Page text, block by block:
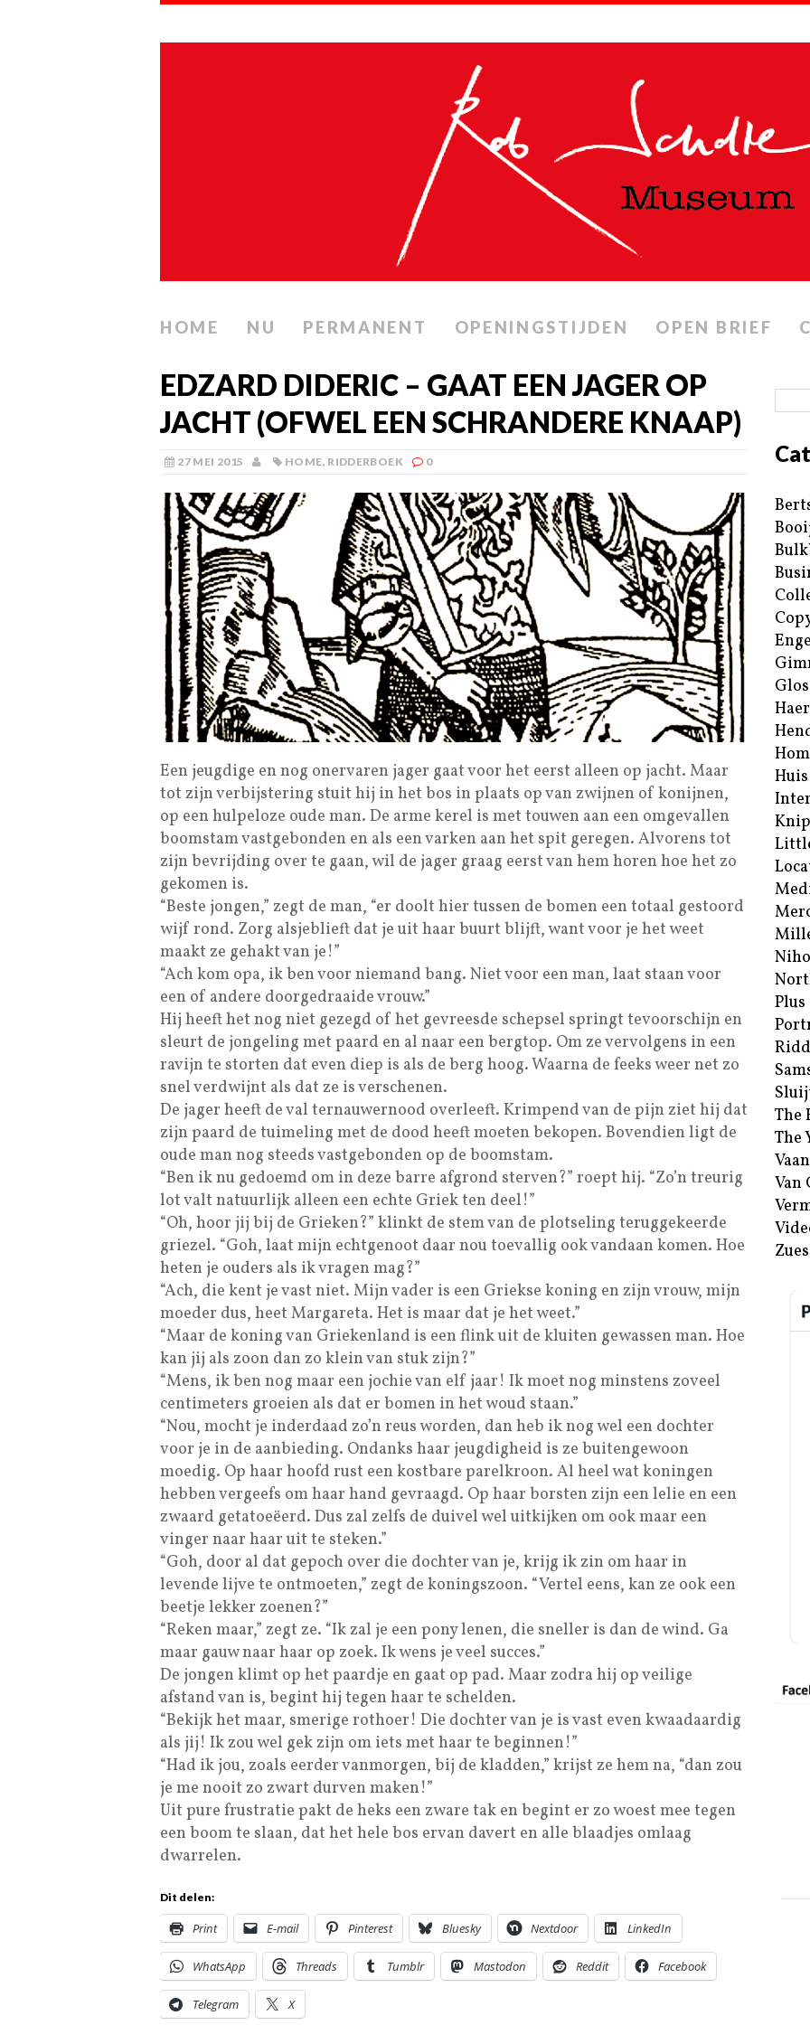
HOME NU PERMANENT OPENINGSTIJDEN OPEN BRIEF
EDZARD DIDERIC – GAAT EEN JAGER OP
JACHT (OFWEL EEN SCHRANDERE KNAAP)
27 MEI 2015 HOME, RIDDERBOEK 0
Een jeugdige en nog onervaren jager gaat voor het eerst alleen op jacht. Maar
tot zijn verbijstering stuit hij in het bos in plaats op van zwijnen of konijnen,
op een hulpeloze oude man. De arme kerel is met touwen aan een omgevallen
boomstam vastgebonden en als een varken aan het spit geregen. Alvorens tot
zijn bevrijding over te gaan, wil de jager graag eerst van hem horen hoe het zo
gekomen is.
“Beste jongen,” zegt de man, “er doolt hier tussen de bomen een totaal gestoord
wijf rond. Zorg alsjeblieft dat je uit haar buurt blijft, want voor je het weet
maakt ze gehakt van je!”
“Ach kom opa, ik ben voor niemand bang. Niet voor een man, laat staan voor
een of andere doorgedraaide vrouw.”
Hij heeft het nog niet gezegd of het gevreesde schepsel springt tevoorschijn en
sleurt de jongeling met paard en al naar een bergtop. Om ze vervolgens in een
ravijn te storten dat even diep is als de berg hoog. Waarna de feeks weer net zo
snel verdwijnt als dat ze is verschenen.
De jager heeft de val ternauwernood overleeft. Krimpend van de pijn ziet hij dat
zijn paard de tuimeling met de dood heeft moeten bekopen. Bovendien ligt de
oude man nog steeds vastgebonden op de boomstam.
“Ben ik nu gedoemd om in deze barre afgrond sterven?” roept hij. “Zo’n treurig
lot valt natuurlijk alleen een echte Griek ten deel!”
“Oh, hoor jij bij de Grieken?” klinkt de stem van de plotseling teruggekeerde
griezel. “Goh, laat mijn echtgenoot daar nou toevallig ook vandaan komen. Hoe
heten je ouders als ik vragen mag?”
“Ach, die kent je vast niet. Mijn vader is een Griekse koning en zijn vrouw, mijn
moeder dus, heet Margareta. Het is maar dat je het weet.”
“Maar de koning van Griekenland is een flink uit de kluiten gewassen man. Hoe
kan jij als zoon dan zo klein van stuk zijn?”
“Mens, ik ben nog maar een jochie van elf jaar! Ik moet nog minstens zoveel
centimeters groeien als dat er bomen in het woud staan.”
“Nou, mocht je inderdaad zo’n reus worden, dan heb ik nog wel een dochter
voor je in de aanbieding. Ondanks haar jeugdigheid is ze buitengewoon
moedig. Op haar hoofd rust een kostbare parelkroon. Al heel wat koningen
hebben vergeefs om haar hand gevraagd. Op haar borsten zijn een lelie en een
zwaard getatoeëerd. Dus zal zelfs de duivel wel uitkijken om ook maar een
vinger naar haar uit te steken.”
“Goh, door al dat gepoch over die dochter van je, krijg ik zin om haar in
levende lijve te ontmoeten,” zegt de koningszoon. “Vertel eens, kan ze ook een
beetje lekker zoenen?”
“Reken maar,” zegt ze. “Ik zal je een pony lenen, die sneller is dan de wind. Ga
maar gauw naar haar op zoek. Ik wens je veel succes.”
De jongen klimt op het paardje en gaat op pad. Maar zodra hij op veilige
afstand van is, begint hij tegen haar te schelden.
“Bekijk het maar, smerige rothoer! Die dochter van je is vast even kwaadaardig
als jij! Ik zou wel gek zijn om iets met haar te beginnen!”
“Had ik jou, zoals eerder vanmorgen, bij de kladden,” krijst ze hem na, “dan zou
je me nooit zo zwart durven maken!”
Uit pure frustratie pakt de heks een zware tak en begint er zo woest mee tegen
een boom te slaan, dat het hele bos ervan davert en alle blaadjes omlaag
dwarrelen.
Dit delen:
Print E-mail Pinterest Bluesky Nextdoor LinkedIn
WhatsApp Threads Tumblr Mastodon Reddit Facebook
Telegram X
Plus
The
The
Van